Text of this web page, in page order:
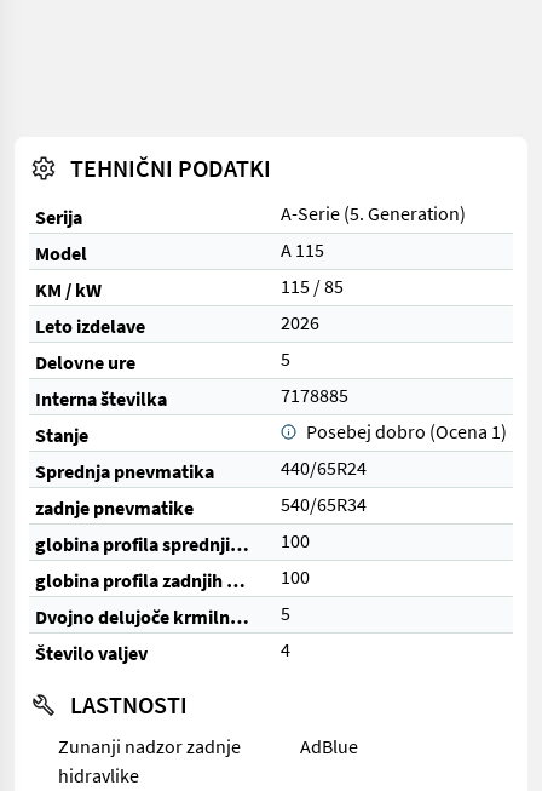
TEHNIČNI PODATKI
Serija
A-Serie (5. Generation)
Model
A 115
KM / kW
115 / 85
Leto izdelave
2026
Delovne ure
5
Interna številka
7178885
Stanje
Posebej dobro (Ocena 1)
Sprednja pnevmatika
440/65R24
zadnje pnevmatike
540/65R34
globina profila sprednjih pnevmatik (%)
100
globina profila zadnjih pnevmatik (%)
100
Dvojno delujoče krmilne enote (skupaj)
5
Število valjev
4
LASTNOSTI
Zunanji nadzor zadnje
hidravlike
AdBlue